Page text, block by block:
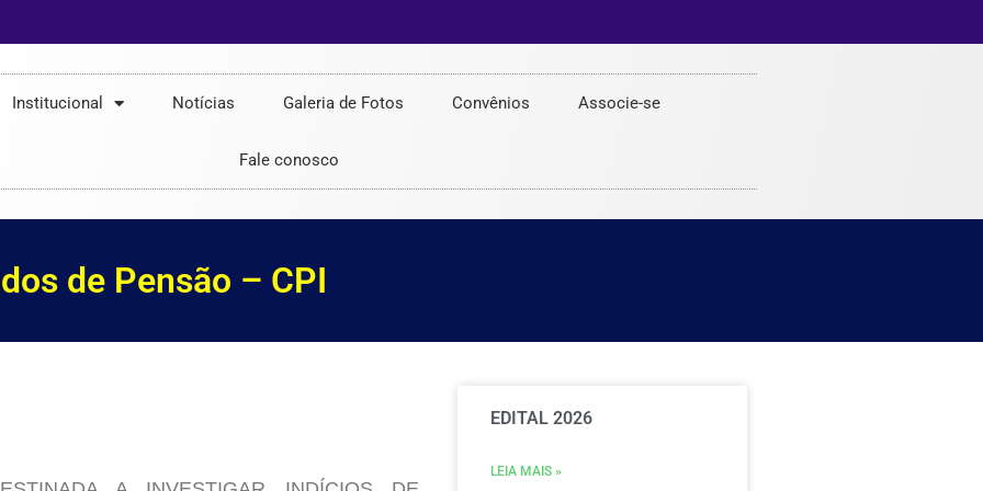
Institucional Notícias Galeria de Fotos Convênios Associe-se
Fale conosco
de Pensão – CPI
EDITAL 2026
LEIA MAIS »